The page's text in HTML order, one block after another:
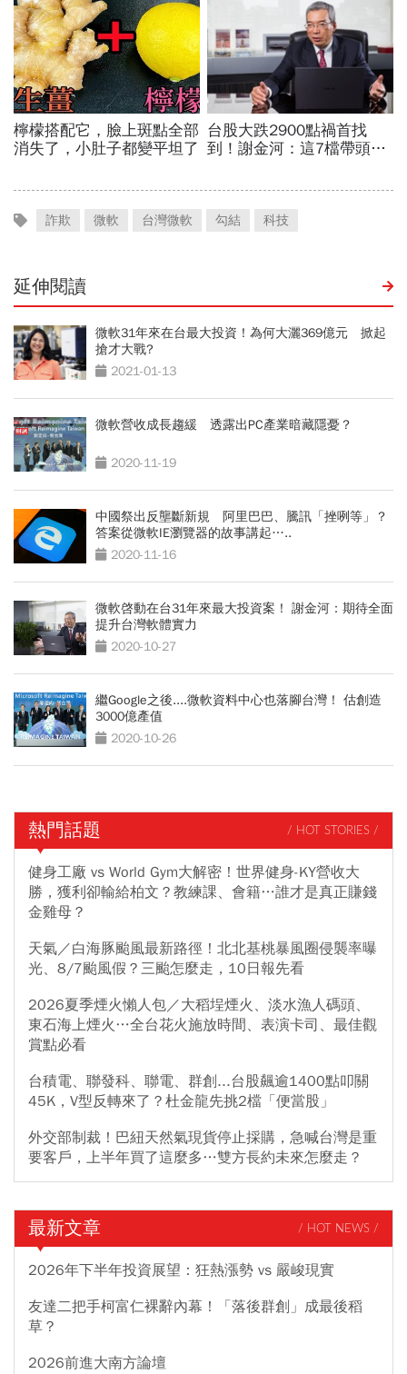
詐欺 微軟 台灣微軟 勾結 科技
延伸閱讀
微軟31年來在台最大投資！為何大灑369億元 掀起
搶才大戰?
2021-01-13
微軟營收成長趨緩 透露出PC產業暗藏隱憂？
2020-11-19
中國祭出反壟斷新規 阿里巴巴、騰訊「挫咧等」？
答案從微軟IE瀏覽器的故事講起…..
2020-11-16
微軟啓動在台31年來最大投資案！ 謝金河：期待全面
提升台灣軟體實力
2020-10-27
繼Google之後....微軟資料中心也落腳台灣！ 估創造
3000億產值
2020-10-26
熱門話題 / HOT STORIES /
健身工廠 vs World Gym大解密！世界健身-KY營收大
勝，獲利卻輸給柏文？教練課、會籍…誰才是真正賺錢
金雞母？
天氣／白海豚颱風最新路徑！北北基桃暴風圈侵襲率曝
光、8/7颱風假？三颱怎麼走，10日報先看
2026夏季煙火懶人包／大稻埕煙火、淡水漁人碼頭、
東石海上煙火…全台花火施放時間、表演卡司、最佳觀
賞點必看
台積電、聯發科、聯電、群創...台股飆逾1400點叩關
45K，V型反轉來了？杜金龍先挑2檔「便當股」
外交部制裁！巴紐天然氣現貨停止採購，急喊台灣是重
要客戶，上半年買了這麼多…雙方長約未來怎麼走？
最新文章 / HOT NEWS /
2026年下半年投資展望：狂熱漲勢 vs 嚴峻現實
友達二把手柯富仁裸辭內幕！「落後群創」成最後稻
草？
2026前進大南方論壇